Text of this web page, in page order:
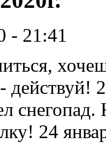
- 21:41
24